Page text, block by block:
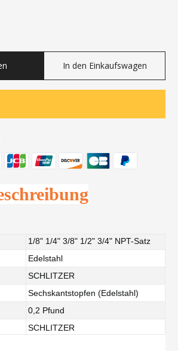
In den Einkaufswagen
1/8" 1/4" 3/8" 1/2" 3/4" NPT-Satz
Edelstahl
SCHLITZER
Sechskantstopfen (Edelstahl)
0,2 Pfund
SCHLITZER